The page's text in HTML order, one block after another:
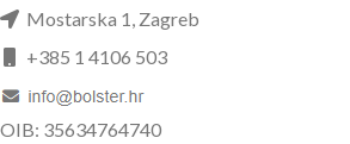
Mostarska 1, Zagreb
+385 1 4106 503
OIB: 35634764740